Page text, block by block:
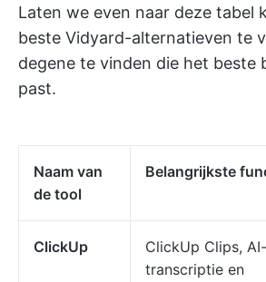
Laten we even naar deze tabel
beste Vidyard-alternatieven te
degene te vinden die het beste
past.
Naam van
de tool
Belangrijkste
ClickUp
ClickUp Clips, AI-
transcriptie en